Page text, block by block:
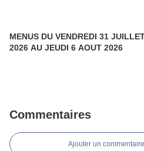
MENUS DU VENDREDI 31
2026 AU JEUDI 6 AOUT 2026
Commentaires
Ajouter un commentaire